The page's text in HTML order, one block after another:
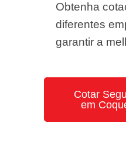
Obtenha
diferentes
garantir a
Cotar
em